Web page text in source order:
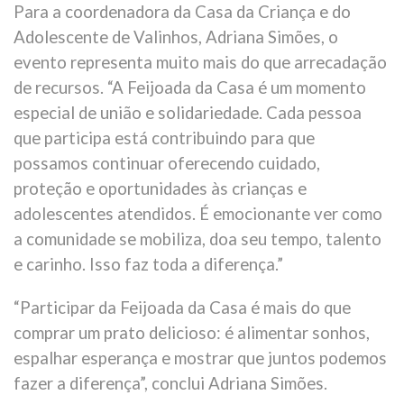
Para a coordenadora da Casa da Criança e do
Adolescente de Valinhos, Adriana Simões, o
evento representa muito mais do que arrecadação
de recursos. “A Feijoada da Casa é um momento
especial de união e solidariedade. Cada pessoa
que participa está contribuindo para que
possamos continuar oferecendo cuidado,
proteção e oportunidades às crianças e
adolescentes atendidos. É emocionante ver como
a comunidade se mobiliza, doa seu tempo, talento
e carinho. Isso faz toda a diferença.”
“Participar da Feijoada da Casa é mais do que
comprar um prato delicioso: é alimentar sonhos,
espalhar esperança e mostrar que juntos podemos
fazer a diferença”, conclui Adriana Simões.